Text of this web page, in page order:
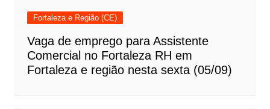
Fortaleza e Região (CE)
Vaga de emprego para Assistente
Comercial no Fortaleza RH em
Fortaleza e região nesta sexta (05/09)